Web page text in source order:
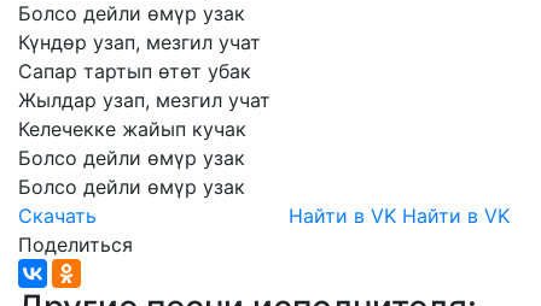
Болсо дейли өмүр узак
Күндөр узап, мезгил учат
Сапар тартып өтөт убак
Жылдар узап, мезгил учат
Келечекке жайып кучак
Болсо дейли өмүр узак
Болсо дейли өмүр узак
Скачать
Найти в VK Найти в VK
Поделиться